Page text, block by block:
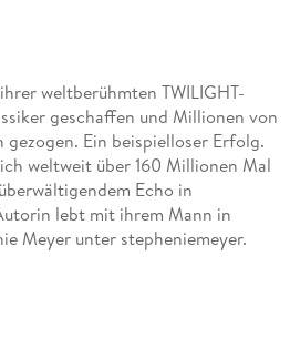
weltberühmten TWILIGHT-
geschaffen und Millionen von
Ein beispielloser Erfolg.
weltweit über 160 Millionen Mal
Echo in
lebt mit ihrem Mann in
Meyer unter stepheniemeyer.
1966, studierte